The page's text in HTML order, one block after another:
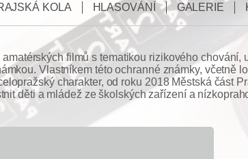
KOLA HLASOVÁNÍ GALERIE
filmů s tematikou rizikového
Vlastníkem této ochranné známky, včetně
charakter, od roku 2018 Městská část
děti a mládež ze školských zařízení a